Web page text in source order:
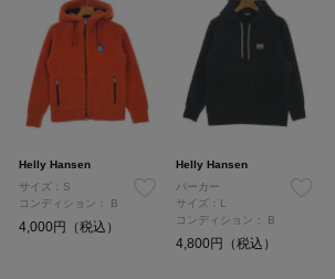
Helly Hansen
サイズ：S
コンディション：
B
4,000円（税込）
Helly Hansen
パーカー
サイズ：L
コンディション：
B
4,800円（税込）